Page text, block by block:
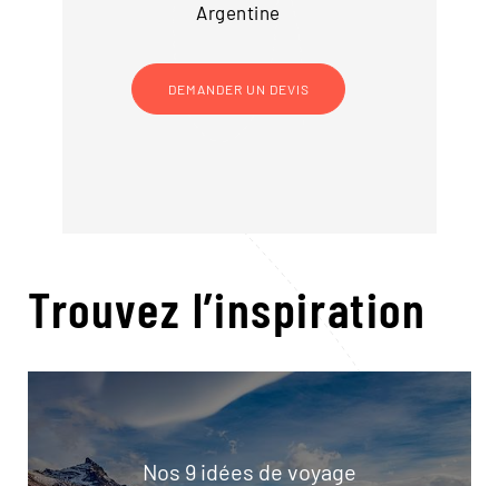
Argentine
DEMANDER UN DEVIS
Trouvez l’inspiration
Nos 9 idées de voyage